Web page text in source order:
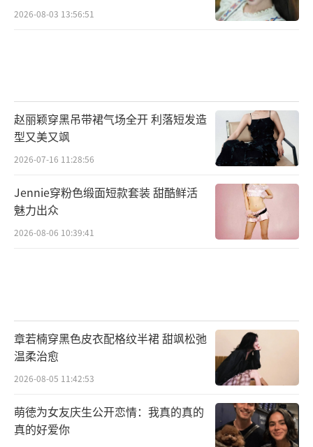
2026-08-03 13:56:51
赵丽颖穿黑吊带裙气场全开 利落短发造
型又美又飒
2026-07-16 11:28:56
Jennie穿粉色缎面短款套装 甜酷鲜活
魅力出众
2026-08-06 10:39:41
章若楠穿黑色皮衣配格纹半裙 甜飒松弛
温柔治愈
2026-08-05 11:42:53
萌徳为女友庆生公开恋情：我真的真的
真的好爱你